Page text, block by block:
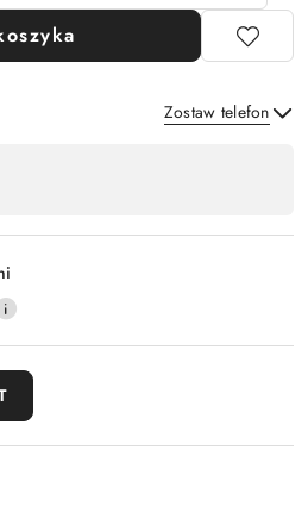
Zostaw telefon